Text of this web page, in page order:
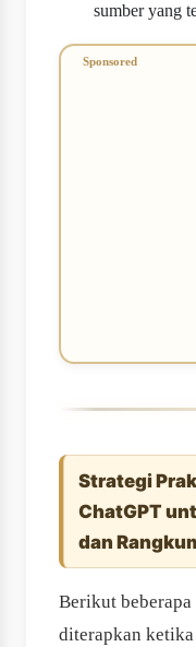
sumber yang
Strategi
ChatGPT
dan
Berikut
diterapkan ketika